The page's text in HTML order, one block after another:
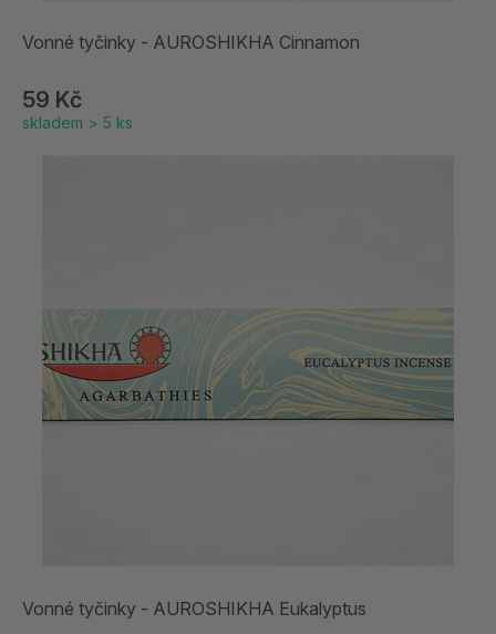
Vonné tyčinky - AUROSHIKHA Cinnamon
59 Kč
skladem > 5 ks
Vonné tyčinky - AUROSHIKHA Eukalyptus